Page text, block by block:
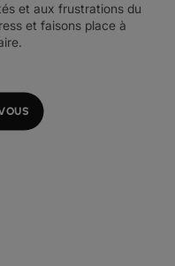
et aux frustrations du
et faisons place à